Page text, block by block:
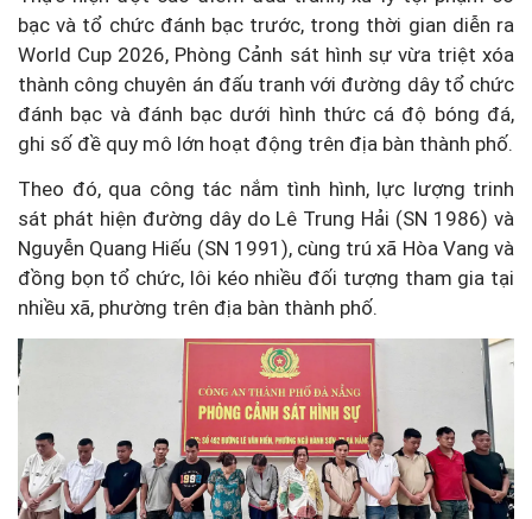
bạc và tổ chức đánh bạc trước, trong thời gian diễn ra
World Cup 2026, Phòng Cảnh sát hình sự vừa triệt xóa
thành công chuyên án đấu tranh với đường dây tổ chức
đánh bạc và đánh bạc dưới hình thức cá độ bóng đá,
ghi số đề quy mô lớn hoạt động trên địa bàn thành phố.
Theo đó, qua công tác nắm tình hình, lực lượng trinh
sát phát hiện đường dây do Lê Trung Hải (SN 1986) và
Nguyễn Quang Hiếu (SN 1991), cùng trú xã Hòa Vang và
đồng bọn tổ chức, lôi kéo nhiều đối tượng tham gia tại
nhiều xã, phường trên địa bàn thành phố.